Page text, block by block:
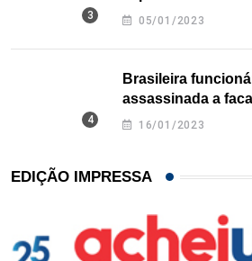
Texas
05/01/2023
Brasileira
assassinada a
16/01/2023
EDIÇÃO IMPRESSA